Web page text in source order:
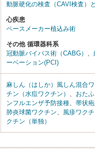
動脈硬化の検査（CAVI検査）
心疾患
ペースメーカー植込み術
その他 循環器科系
冠動脈バイパス術（CABG） 、
ーベーション(PCI)
麻しん（はしか）風しん混合
チン（水痘ワクチン） 、 おた
ンフルエンザ予防接種、 帯状
肺炎球菌ワクチン、 風疹ワクチ
クチン（単独）